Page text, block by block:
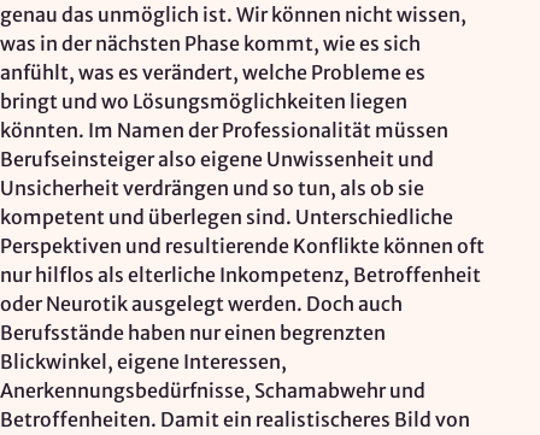
genau das unmöglich ist. Wir können nicht wissen,
was in der nächsten Phase kommt, wie es sich
anfühlt, was es verändert, welche Probleme es
bringt und wo Lösungsmöglichkeiten liegen
könnten. Im Namen der Professionalität müssen
Berufseinsteiger also eigene Unwissenheit und
Unsicherheit verdrängen und so tun, als ob sie
kompetent und überlegen sind. Unterschiedliche
Perspektiven und resultierende Konflikte können oft
nur hilflos als elterliche Inkompetenz, Betroffenheit
oder Neurotik ausgelegt werden. Doch auch
Berufsstände haben nur einen begrenzten
Blickwinkel, eigene Interessen,
Anerkennungsbedürfnisse, Schamabwehr und
Betroffenheiten. Damit ein realistischeres Bild von